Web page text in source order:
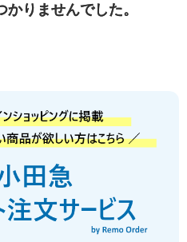
りませんでした。